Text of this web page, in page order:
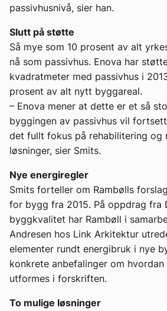
passivhusnivå, sier han.
Slutt på støtte
Så mye som 10 prosent av alt
nå som passivhus. Enova har
kvadratmeter med passivhus i
prosent av alt nytt byggareal.
– Enova mener at dette er et så
byggingen av passivhus vil
det fullt fokus på rehabilitering og
løsninger, sier Smits.
Nye energiregler
Smits forteller om Rambølls
for bygg fra 2015. På oppdrag fra
byggkvalitet har Rambøll i
Andresen hos Link Arkitektur
elementer rundt energibruk i nye
konkrete anbefalinger om
utformes i forskriften.
To mulige løsninger